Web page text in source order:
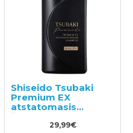
Shiseido Tsubaki
Premium EX
atstatomasis
šampūnas
pažeistiems
29,99€